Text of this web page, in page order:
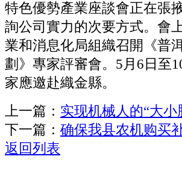
特色優勢產業座談會正在張
詢公司實力的次要方式。會
業和消息化局組織召開《普
劃》專家評審會。5月6日至
家應邀赴織金縣。
上一篇： 实现机械人的“大小
下一篇： 确保我县农机购买
返回列表